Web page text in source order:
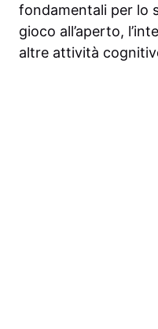
fondamentali per lo
gioco all’aperto,
altre attività